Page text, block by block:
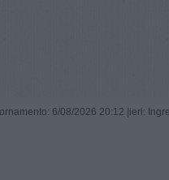
6/08/2026 20:12 | ieri: